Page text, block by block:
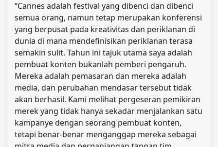
“Cannes adalah festival yang dibenci dan dibenci
semua orang, namun tetap merupakan konferensi
yang berpusat pada kreativitas dan periklanan di
dunia di mana mendefinisikan periklanan terasa
semakin sulit. Tahun ini tajuk utama saya adalah
pembuat konten bukanlah pemberi pengaruh.
Mereka adalah pemasaran dan mereka adalah
media, dan perubahan mendasar tersebut tidak
akan berhasil. Kami melihat pergeseran pemikiran
merek yang tidak hanya sekadar menjalankan satu
kampanye dengan seorang pembuat konten,
tetapi benar-benar menganggap mereka sebagai